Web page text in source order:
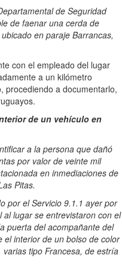
de Seguridad
de faenar una cerda de
en paraje Barrancas,
con el empleado del lugar
a un kilómetro
procediendo a documentarlo,
de un vehículo en
a la persona que dañó
por valor de veinte mil
en inmediaciones de
Pitas.
por el Servicio 9.1.1 ayer por
lugar se entrevistaron con el
puerta del acompañante del
el interior de un bolso de color
tipo Francesa, de estría